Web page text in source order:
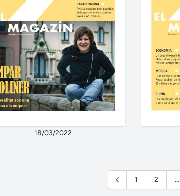
18/03/2022
1 2 ...